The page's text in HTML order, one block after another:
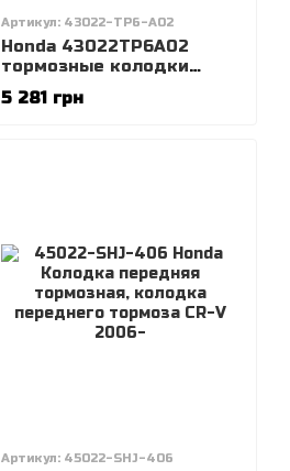
Артикул: 43022-TP6-A02
Honda 43022TP6A02
тормозные колодки
комплект Honda
crosstour 2012-
5 281 грн
Артикул: 45022-SHJ-406